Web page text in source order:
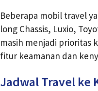
Beberapa mobil travel
long Chassis, Luxio,
masih menjadi prioritas
fitur keamanan dan
Jadwal Travel ke